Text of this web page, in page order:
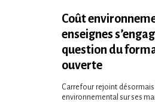
Coût
enseignes
question du
ouverte
Carrefour rejoint
environnemental sur ses